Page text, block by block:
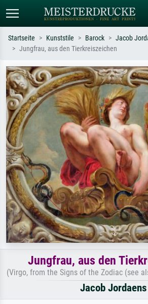
Suchen Sie nach Künstlern, Werktiteln
oder Stilen – z.B. Monet,
Sternennacht, Impressionismus, Welle
Hokusai, Akt.
Wiese,
Startseite Kunststile Barock
Jacob
Jungfrau, aus den Tierkreiszeichen
Jungfrau, aus den
(Virgo, from the Signs of the Zodiac (see
Jacob Jordaens